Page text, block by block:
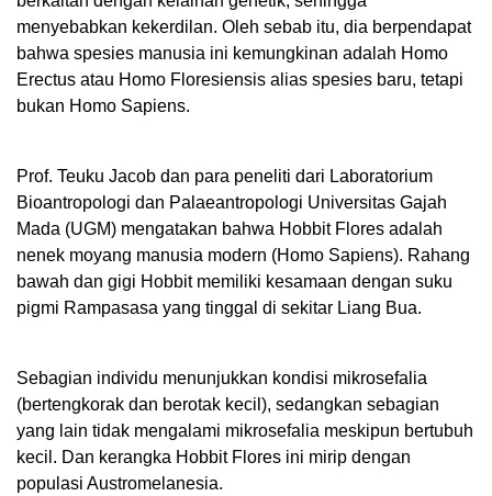
menyebabkan kekerdilan. Oleh sebab itu, dia berpendapat
bahwa spesies manusia ini kemungkinan adalah Homo
Erectus atau Homo Floresiensis alias spesies baru, tetapi
bukan Homo Sapiens.
Prof. Teuku Jacob dan para peneliti dari Laboratorium
Bioantropologi dan Palaeantropologi Universitas Gajah
Mada (UGM) mengatakan bahwa Hobbit Flores adalah
nenek moyang manusia modern (Homo Sapiens). Rahang
bawah dan gigi Hobbit memiliki kesamaan dengan suku
pigmi Rampasasa yang tinggal di sekitar Liang Bua.
Sebagian individu menunjukkan kondisi mikrosefalia
(bertengkorak dan berotak kecil), sedangkan sebagian
yang lain tidak mengalami mikrosefalia meskipun bertubuh
kecil. Dan kerangka Hobbit Flores ini mirip dengan
populasi Austromelanesia.